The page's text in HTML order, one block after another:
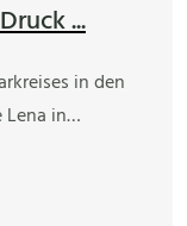
...
in den
Lena in…